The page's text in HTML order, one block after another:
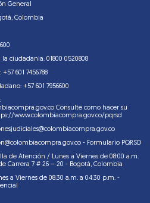
General
Colombia
ciudadania: 01800 0520808
601 7456788
+57 601 7956600
Consulte como hacer su
www.colombiacompra.gov.co/pqrsd
- Formulario PQRSD
de Atención / Lunes a Viernes de 08:00 a.m.
Carrera 7 # 26 – 20 - Bogotá, Colombia
a Viernes de 08:30 a.m. a 04:30 p.m. -